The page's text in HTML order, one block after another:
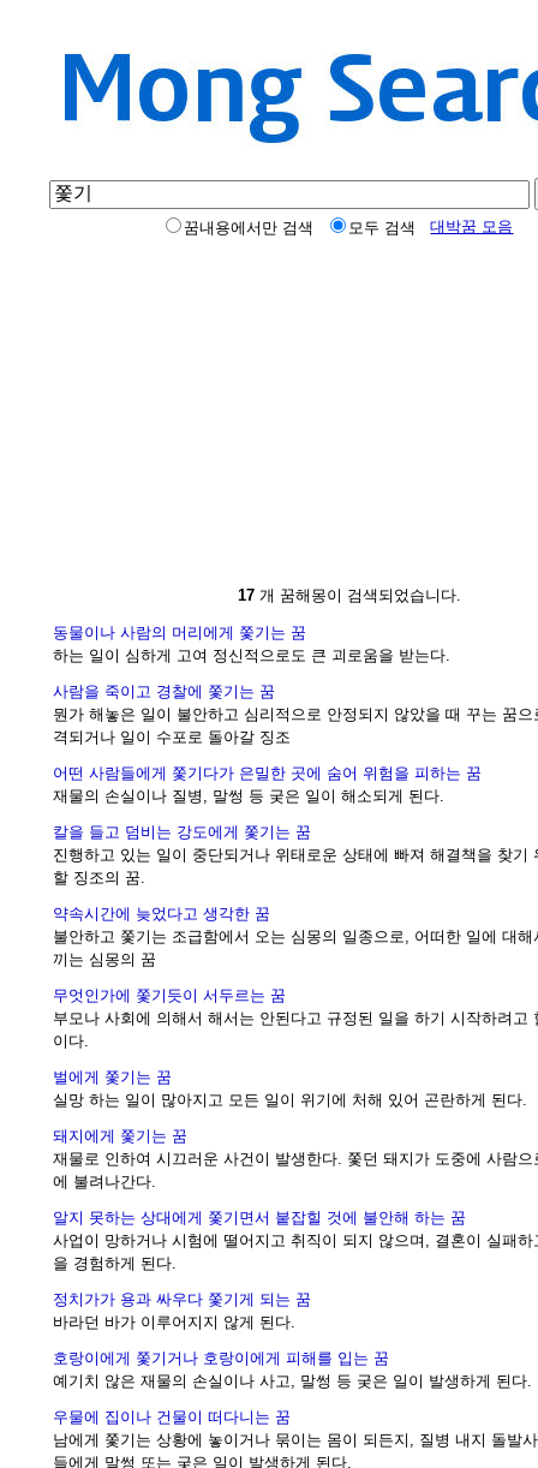
꿈내용에서만 검색 모두 검색 대박꿈 모음
17 개 꿈해몽이 검색되었습니다.
동물이나 사람의 머리에게 쫓기는 꿈
하는 일이 심하게 고여 정신적으로도 큰 괴로움을 받는다.
사람을 죽이고 경찰에 쫓기는 꿈
뭔가 해놓은 일이 불안하고 심리적으로 안정되지 않았을 때 꾸는 꿈
격되거나 일이 수포로 돌아갈 징조
어떤 사람들에게 쫓기다가 은밀한 곳에 숨어 위험을 피하는 꿈
재물의 손실이나 질병, 말썽 등 궂은 일이 해소되게 된다.
칼을 들고 덤비는 강도에게 쫓기는 꿈
진행하고 있는 일이 중단되거나 위태로운 상태에 빠져 해결책을 찾기
할 징조의 꿈.
약속시간에 늦었다고 생각한 꿈
불안하고 쫓기는 조급함에서 오는 심몽의 일종으로, 어떠한 일에 대
끼는 심몽의 꿈
무엇인가에 쫓기듯이 서두르는 꿈
부모나 사회에 의해서 해서는 안된다고 규정된 일을 하기 시작하려고
이다.
벌에게 쫓기는 꿈
실망 하는 일이 많아지고 모든 일이 위기에 처해 있어 곤란하게 된다.
돼지에게 쫓기는 꿈
재물로 인하여 시끄러운 사건이 발생한다. 쫓던 돼지가 도중에 사람
에 불려나간다.
알지 못하는 상대에게 쫓기면서 붙잡힐 것에 불안해 하는 꿈
사업이 망하거나 시험에 떨어지고 취직이 되지 않으며, 결혼이 실패
을 경험하게 된다.
정치가가 용과 싸우다 쫓기게 되는 꿈
바라던 바가 이루어지지 않게 된다.
호랑이에게 쫓기거나 호랑이에게 피해를 입는 꿈
예기치 않은 재물의 손실이나 사고, 말썽 등 궂은 일이 발생하게 된다.
우물에 집이나 건물이 떠다니는 꿈
남에게 쫓기는 상황에 놓이거나 묶이는 몸이 되든지, 질병 내지 돌발
들에게 말썽 또는 궂은 일이 발생하게 된다.